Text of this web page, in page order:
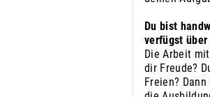
Du bist
verfügst
Die Arbeit
dir Freude?
Freien?